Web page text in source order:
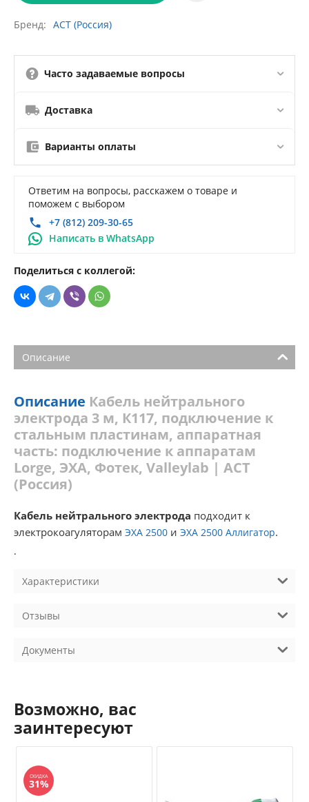
Бренд АСТ (Россия)
Часто задаваемые вопросы
Доставка
Варианты оплаты
Ответим на вопросы, расскажем о товаре и
поможем с выбором
+7 (812) 209-30-65
Написать в WhatsApp
Поделиться с коллегой:
Описание
Описание Кабель нейтрального
электрода 3 м, К117, подключение к
стальным пластинам, аппаратная
часть: подключение к аппаратам
Lorge, ЭХА, Фотек, Valleylab | АСТ
(Россия)
Кабель нейтрального электрода подходит к
электрокоагуляторам ЭХА 2500 и ЭХА 2500 Аллигатор.
.
Характеристики
Отзывы
Документы
Возможно, вас
заинтересуют
СКИДКА
31%